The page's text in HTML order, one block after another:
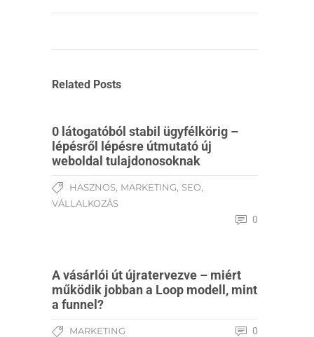
Related Posts
0 látogatóból stabil ügyfélkörig –
lépésről lépésre útmutató új
weboldal tulajdonosoknak
HASZNOS, MARKETING, SEO,
VÁLLALKOZÁS
0
A vásárlói út újratervezve – miért
működik jobban a Loop modell, mint
a funnel?
MARKETING 0